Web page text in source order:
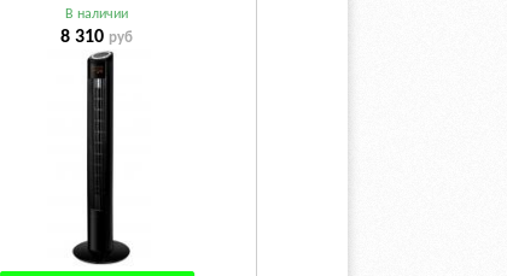
В наличии
8 310 руб